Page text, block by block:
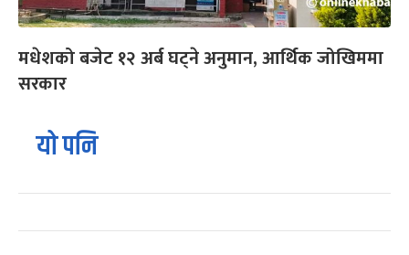
मधेशको बजेट १२ अर्ब घट्ने अनुमान, आर्थिक जोखिममा
सरकार
यो पनि